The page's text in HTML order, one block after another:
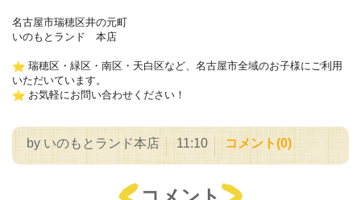
名古屋市瑞穂区井の元町
いのもとランド 本店
︎ 瑞穂区・緑区・南区・天白区など、名古屋市全域のお子様にご利用
いただいています。
︎ お気軽にお問い合わせください！
by いのもとランド本店 11:10 コメント(0)